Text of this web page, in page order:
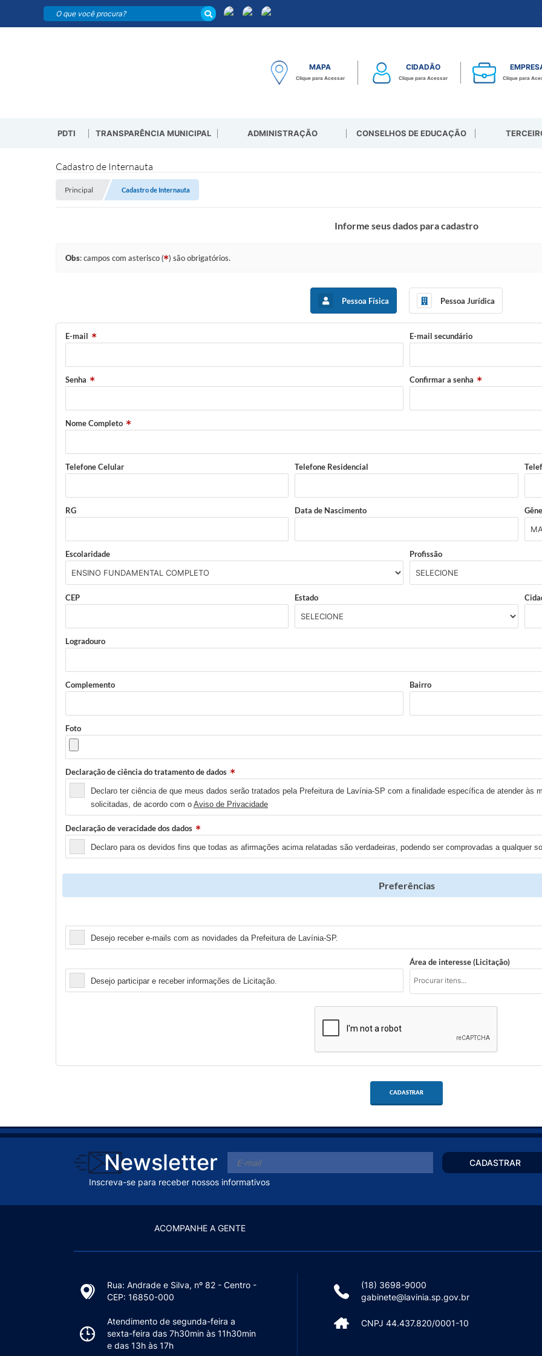
MAPA
Clique para Acessar
CIDADÃO
Clique para Acessar Clique para
PDTI TRANSPARÊNCIA MUNICIPAL ADMINISTRAÇÃO CONSELHOS DE EDUCAÇÃO
Cadastro de Internauta
Principal Cadastro de Internauta
Informe seus dados para cadastro
Obs: campos com asterisco ( ) são obrigatórios.
Pessoa Física Pessoa Jurídica
E-mail E-mail secundário
Senha Confirmar a senha
Nome Completo
Telefone Celular Telefone Residencial
RG Data de Nascimento
Escolaridade Profissão
CEP Estado
Logradouro
Complemento Bairro
Foto
Declaração de ciência do tratamento de dados
Declaro ter ciência de que meus dados serão tratados pela Prefeitura de Lavínia-SP com a finalidade específica de atender às
solicitadas, de acordo com o Aviso de Privacidade
Declaração de veracidade dos dados
Declaro para os devidos fins que todas as afirmações acima relatadas são verdadeiras, podendo ser comprovadas a qualquer
Preferências
Desejo receber e-mails com as novidades da Prefeitura de Lavínia-SP.
Desejo participar e receber informações de Licitação.
Área de interesse (Licitação)
CADASTRAR
Newsletter
Inscreva-se para receber nossos informativos
CADASTRAR
ACOMPANHE A GENTE
Rua: Andrade e Silva, nº 82 - Centro -
CEP: 16850-000
(18) 3698-9000
gabinete@lavinia.sp.gov.br
Atendimento de segunda-feira a
sexta-feira das 7h30min às 11h30min
e das 13h às 17h
CNPJ 44.437.820/0001-10